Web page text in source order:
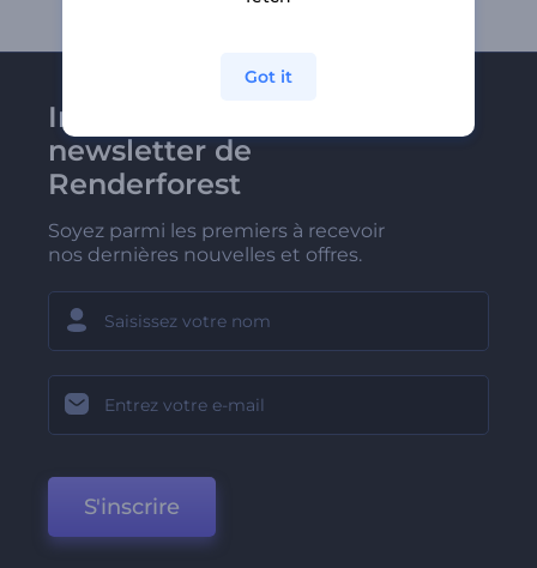
Inscrivez-vous à la
newsletter de
Renderforest
Soyez parmi les premiers à recevoir
nos dernières nouvelles et offres.
S'inscrire
Got it